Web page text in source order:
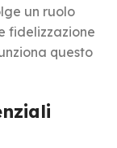
un ruolo
fidelizzazione
questo